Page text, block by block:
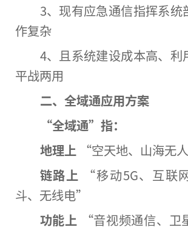
3、现有应急通信指挥系统
作复杂
4、且系统建设成本高、利
平战两用
二、全域通应用方案
“全域通” 指：
地理上“空天地、山海无
链路上
“移动5G、互联
斗、无线电”
功能上 “音视频通信、卫